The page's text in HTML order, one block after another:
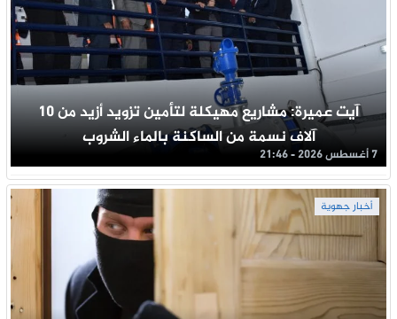
آيت عميرة: مشاريع مهيكلة لتأمين تزويد أزيد من 10
آلاف نسمة من الساكنة بالماء الشروب
7 أغسطس 2026 - 21:46
أخبار جهوية